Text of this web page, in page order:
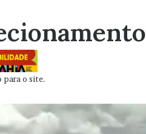
para o site.